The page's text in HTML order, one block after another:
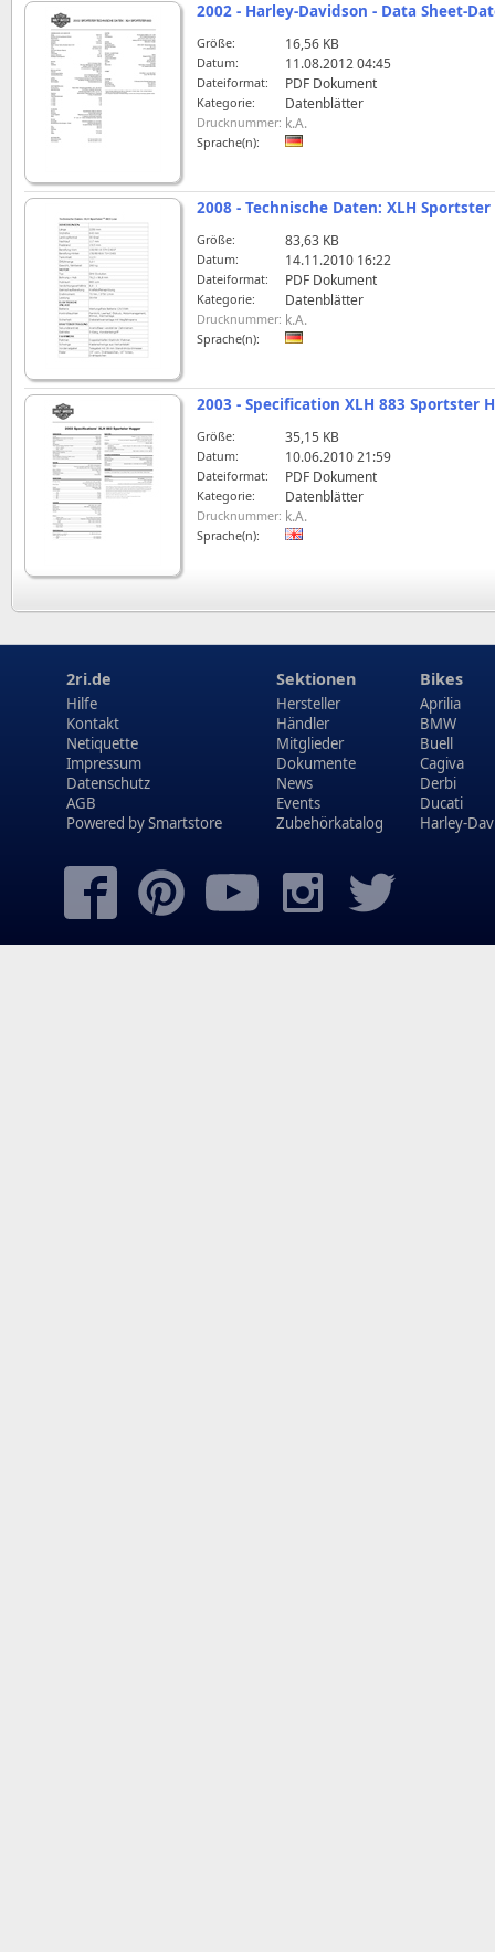
2002 - Harley-Davidson - Data Sheet-
Größe: 16,56 KB
Datum: 11.08.2012 04:45
Dateiformat: PDF Dokument
Kategorie: Datenblätter
Drucknummer: k.A.
Sprache(n):
2008 - Technische Daten: XLH
Größe: 83,63 KB
Datum: 14.11.2010 16:22
Dateiformat: PDF Dokument
Kategorie: Datenblätter
Drucknummer: k.A.
Sprache(n):
2003 - Specification XLH 883 Sportster
Größe: 35,15 KB
Datum: 10.06.2010 21:59
Dateiformat: PDF Dokument
Kategorie: Datenblätter
Drucknummer: k.A.
Sprache(n):
2ri.de
Hilfe
Kontakt
Netiquette
Impressum
Datenschutz
AGB
Powered bySmartstore
Sektionen
Hersteller
Händler
Mitglieder
Dokumente
News
Events
Zubehörkatalog
Bikes
Aprilia
BMW
Buell
Cagiva
Derbi
Ducati
Harley-